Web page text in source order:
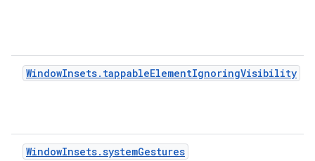
WindowInsets.tappableElementIgnoringVisibility
WindowInsets.systemGestures